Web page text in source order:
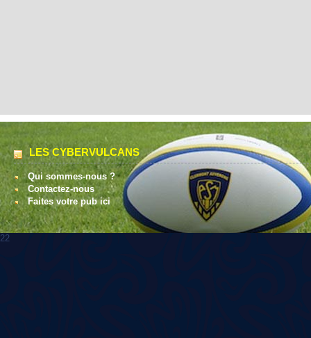
LES CYBERVULCANS
Qui sommes-nous ?
Contactez-nous
Faites votre pub ici
22